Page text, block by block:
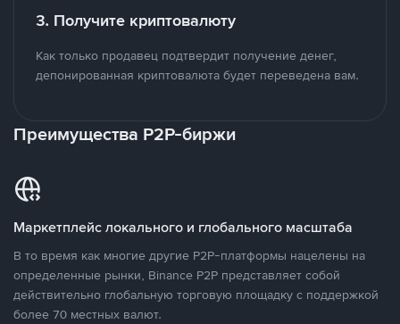
3. Получите криптовалюту
Как только продавец подтвердит получение денег,
депонированная криптовалюта будет переведена вам.
Преимущества P2P-биржи
Маркетплейс локального и глобального масштаба
В то время как многие другие P2P-платформы нацелены на
определенные рынки, Binance P2P представляет собой
действительно глобальную торговую площадку с поддержкой
более 70 местных валют.